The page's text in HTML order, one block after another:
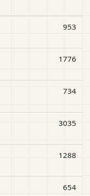
953
1776
734
3035
1288
654